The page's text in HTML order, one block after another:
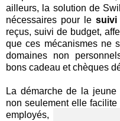
ailleurs, la solution de
nécessaires pour le suivi
reçus, suivi de budget,
que ces mécanismes ne
domaines non
bons cadeau et chèques
La démarche de la jeune
non seulement elle
employés, qui n'ont plus